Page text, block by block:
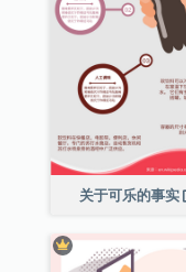
关于可乐的事实